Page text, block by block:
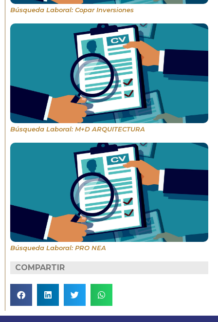
Búsqueda Laboral: Copar Inversiones
Búsqueda Laboral: M+D ARQUITECTURA
Búsqueda Laboral: PRO NEA
COMPARTIR